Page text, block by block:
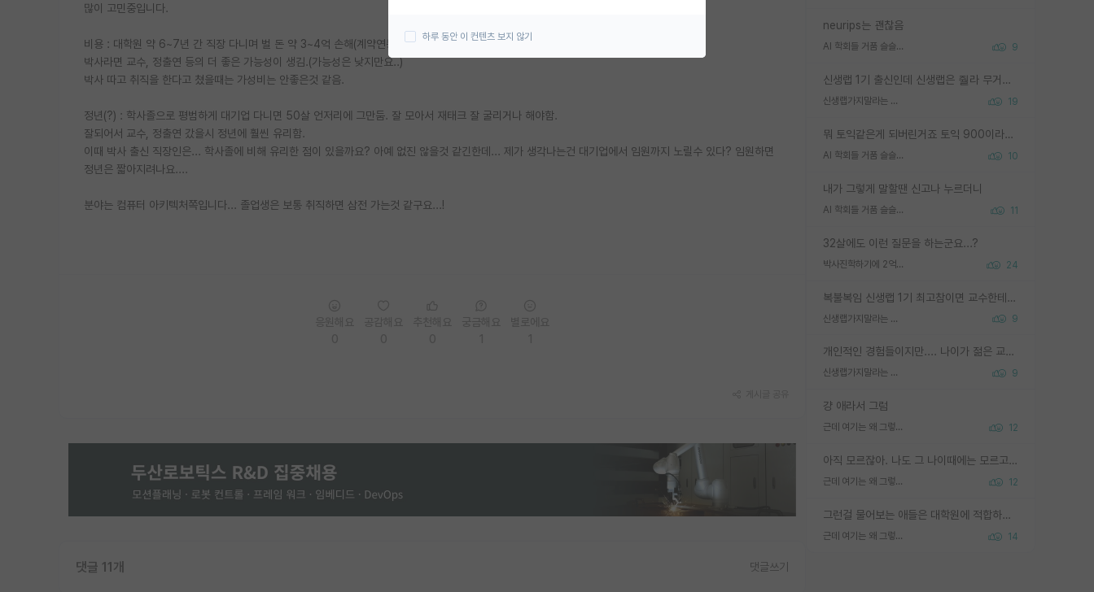
neurips는 괜찮음
AI 학회들 거품 슬슬 지적이 나오네요 9
신생랩 1기 출신인데 신생랩은 줠라 무거운 바벨 같은거임. 들면 대박인데 못들면 깔려 죽음. 아무도 알려주지 않는 환경에서 자생해야하지만, 일단 살아남았다면 그 어떤 사람보다 악착같고 생존력 높은 사람으로 거듭날 수 있음
신생랩가지말라는 이유가 있었구나 19
뭐 토익같은게 되버린거죠 토익 900이라고 영어잘하는건 아닙니다만 잘하는사람은 다 900을 넘는 그런
AI 학회들 거품 슬슬 지적이 나오네요 10
내가 그렇게 말할땐 신고나 누르더니
AI 학회들 거품 슬슬 지적이 나오네요 11
32살에도 이런 질문을 하는군요...?
박사진학하기에 2억은 괜찮은 (?) 정도의 경제력인가요 24
복불복임 신생랩 1기 최고참이면 교수한테 직접 지도받는 시간이 매우 많음 제대로 된 교수라면 말이지 그게 아니라면 그냥 넌 해방 불가능한 노예 1호에 감점쓰레기통이 되는거고
신생랩가지말라는 이유가 있었구나 9
개인적인 경험들이지만.... 나이가 젊은 교수일수록 꼰대라는 가면을 쓴 채로 무례함을 행동하는 경우가 거의 90% 정도였음. 나이가 어린데 다른 또래들과 달리 명예, 권력, 재력까지 얻었으니 세상 다 가진 기분이겠지. 오히러 나이 든 교수들이 행동과 말을 더 조심하시더라.
신생랩가지말라는 이유가 있었구나 9
걍 애라서 그럼
근데 여기는 왜 그렇게 SPK를 물어보는거임? 12
아직 모르잖아. 나도 그 나이때에는 모르고 평가 받고 안심하고 싶었어.
근데 여기는 왜 그렇게 SPK를 물어보는거임? 12
그런걸 물어보는 애들은 대학원에 적합하지 않다
근데 여기는 왜 그렇게 SPK를 물어보는거임? 14
많이 고민중입니다.
비용 : 대학원 약 6~7년 간 직장 다니며 벌 돈 약 3~4억 손해(계약연봉만 따짐)
박사라면 교수, 정출연 등의 더 좋은 가능성이 생김.(가능성은 낮지만요..)
박사 따고 취직을 한다고 쳤을때는 가성비는 안좋은것 같음.
정년(?) : 학사졸으로 평범하게 대기업 다니면 50살 언저리에 그만둠. 잘 모아서 재태크 잘 굴리거나 해야함.
잘되어서 교수, 정출연 갔을시 정년에 훨씬 유리함.
이때 박사 출신 직장인은... 학사졸에 비해 유리한 점이 있을까요? 아예 없진 않을것 같긴한데... 제가 생각나는건 대기업에서 임원까지 노릴수 있다? 임원하면
정년은 짧아지려나요....
분야는 컴퓨터 아키텍처쪽입니다... 졸업생은 보통 취직하면 삼전 가는것 같구요...!
댓글 11개 댓글쓰기
하루 동안 이 컨텐츠 보지 않기